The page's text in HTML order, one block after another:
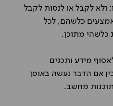
לקבל או לנסות לקבל
כלשהם, לכל
כלשהי מתוכן.
מידע ותכנים
אם הדבר נעשה באופן
תוכנות מחשב.